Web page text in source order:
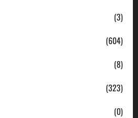
(3)
(604)
(8)
(323)
(0)